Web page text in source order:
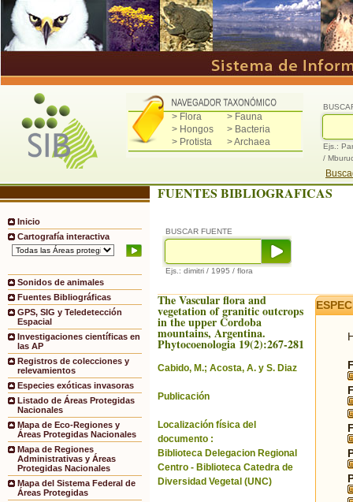
> Flora
> Fauna
> Hongos
> Bacteria
> Protista
> Archaea
Ejs.:
/
Inicio
Cartografía interactiva
Sonidos de animales
Fuentes Bibliográficas
GPS, SIG y Teledetección
Espacial
Investigaciones científicas en
las AP
Registros de colecciones y
relevamientos
Especies exóticas invasoras
Listado de Áreas Protegidas
Nacionales
Mapa de Eco-Regiones y
Áreas Protegidas Nacionales
Mapa de Regiones
Administrativas y Áreas
Protegidas Nacionales
Mapa del Sistema Federal de
Áreas Protegidas
FUENTES BIBLIOGRAFICAS
BUSCAR FUENTE
Ejs.: dimitri / 1995 / flora
The Vascular flora and
vegetation of granitic outcrops
in the upper Cordoba
mountains, Argentina.
Phytocoenologia 19(2):267-281
Cabido, M.; Acosta, A. y S. Diaz
Publicación
Localización física del
documento :
Biblioteca Delegacion Regional
Centro - Biblioteca Catedra de
Diversidad Vegetal (UNC)